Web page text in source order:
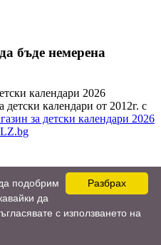
бъде немерена
календари 2026
календари от 2012г. с
за детски календари 2026
Разбрах
подобрим
да
с използването на